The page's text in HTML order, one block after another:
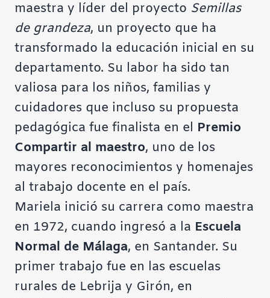
maestra y líder del proyecto Semillas
de grandeza, un proyecto que ha
transformado la educación inicial en su
departamento. Su labor ha sido tan
valiosa para los niños, familias y
cuidadores que incluso su propuesta
pedagógica fue finalista en el Premio
Compartir al maestro, uno de los
mayores reconocimientos y homenajes
al trabajo docente en el país.
Mariela inició su carrera como maestra
en 1972, cuando ingresó a la Escuela
Normal de Málaga, en Santander. Su
primer trabajo fue en las escuelas
rurales de Lebrija y Girón, en